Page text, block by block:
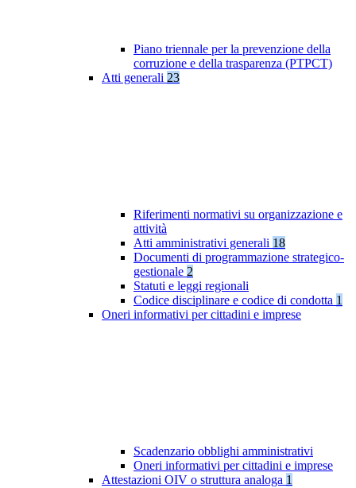
Piano triennale per la prevenzione della
corruzione e della trasparenza (PTPCT)
Atti generali 23
Riferimenti normativi su organizzazione e
attività
Atti amministrativi generali 18
Documenti di programmazione strategico-
gestionale 2
Statuti e leggi regionali
Codice disciplinare e codice di condotta 1
Oneri informativi per cittadini e imprese
Scadenzario obblighi amministrativi
Oneri informativi per cittadini e imprese
Attestazioni OIV o struttura analoga 1